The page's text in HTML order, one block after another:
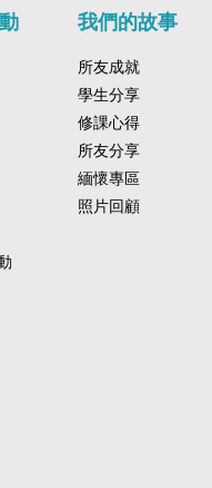
我們的故事
所友成就
學生分享
修課心得
所友分享
緬懷專區
照片回顧